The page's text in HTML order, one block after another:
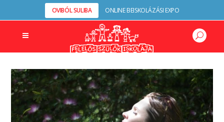
OVIBÓL SULIBA ONLINE BEISKOLÁZÁSI EXPO